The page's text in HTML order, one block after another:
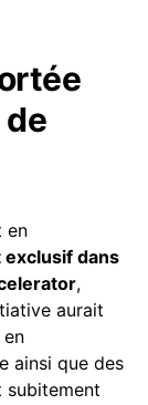
en
dans
,
aurait
ainsi que des
subitement